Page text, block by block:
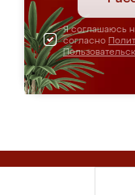
Я соглашаюсь
согласно